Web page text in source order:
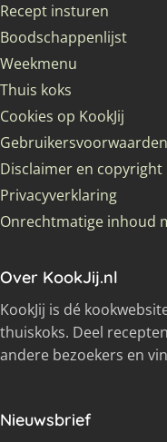
Recept insturen
Boodschappenlijst
Weekmenu
Thuis koks
Cookies op KookJij
Gebruikersvoorwaarden
Disclaimer en copyright
Privacyverklaring
Onrechtmatige inhoud
Over KookJij.nl
KookJij is dé
thuiskoks. Deel
andere bezoekers en
Nieuwsbrief